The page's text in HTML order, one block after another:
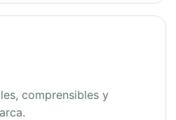
comprensibles y